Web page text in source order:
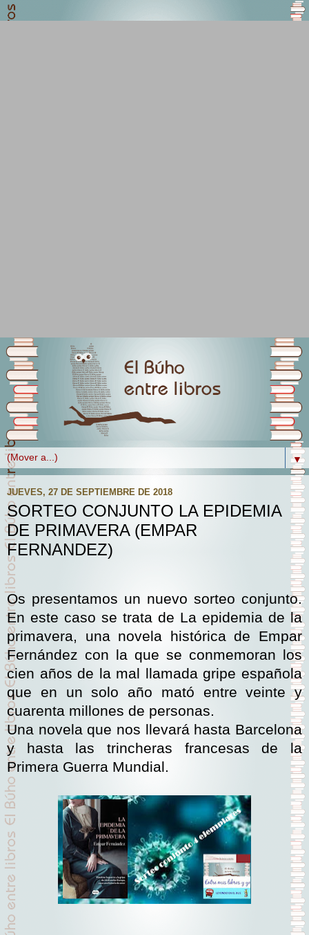
▼
JUEVES, 27 DE SEPTIEMBRE DE 2018
SORTEO CONJUNTO LA EPIDEMIA
DE PRIMAVERA (EMPAR
FERNANDEZ)
Os presentamos un nuevo sorteo conjunto.
En este caso se trata de La epidemia de la
primavera, una novela histórica de Empar
Fernández con la que se conmemoran los
cien años de la mal llamada gripe española
que en un solo año mató entre veinte y
cuarenta millones de personas.
Una novela que nos llevará hasta Barcelona
y hasta las trincheras francesas de la
Primera Guerra Mundial.